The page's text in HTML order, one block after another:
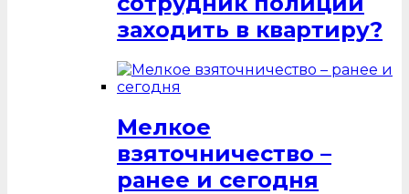
заходить в квартиру?
Мелкое
взяточничество –
ранее и сегодня